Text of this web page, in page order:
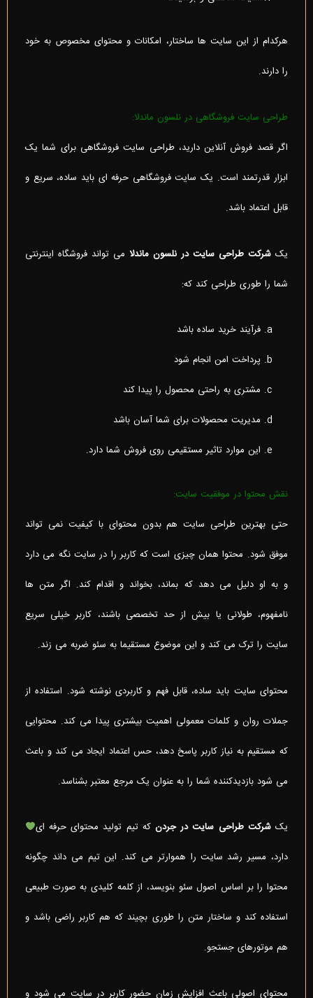
هرکدام از این سایت ها ساختار، امکانات و محتوای مخصوص به خود
را دارند.
طراحی سایت فروشگاهی در نلسون ماندلا:
اگر قصد فروش آنلاین دارید، طراحی سایت فروشگاهی برای شما یک
ابزار قدرتمند است. یک سایت فروشگاهی حرفه ای باید ساده، سریع و
قابل اعتماد باشد.
یک شرکت طراحی سایت در نلسون ماندلا می تواند فروشگاه اینترنتی
شما را طوری طراحی کند که:
فرآیند خرید ساده باشد
پرداخت امن انجام شود
مشتری به راحتی محصول را پیدا کند
مدیریت محصولات برای شما آسان باشد
این موارد تاثیر مستقیمی روی فروش شما دارد.
نقش محتوا در موفقیت سایت:
حتی بهترین طراحی سایت هم بدون محتوای با کیفیت نمی تواند
موفق شود. محتوا همان چیزی است که کاربر را در سایت نگه می دارد
و به او دلیل می دهد که بماند، بخواند و اقدام کند. اگر متن ها
نامفهوم، طولانی یا بیش از حد تخصصی باشند، کاربر خیلی سریع
سایت را ترک می کند و این موضوع مستقیما به سئو ضربه می زند.
محتوای سایت باید ساده، قابل فهم و کاربردی نوشته شود. استفاده از
جملات روان و کلمات معمولی اهمیت بیشتری پیدا می کند. محتوایی
که مستقیم به نیاز کاربر پاسخ دهد، حس اعتماد ایجاد می کند و باعث
می شود بازدیدکننده شما را به عنوان یک مرجع معتبر بشناسد.
یکشرکت طراحی سایت در جردنکه تیم تولید محتوای حرفه ای
دارد، مسیر رشد سایت را هموارتر می کند. این تیم می داند چگونه
محتوا را بر اساس اصول سئو بنویسد، از کلمه کلیدی به صورت طبیعی
استفاده کند و ساختار متن را طوری بچیند که هم کاربر راضی باشد و
هم موتورهای جستجو.
محتوای اصولی باعث افزایش زمان حضور کاربر در سایت می شود و